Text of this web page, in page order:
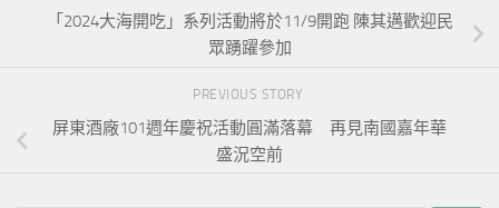
「2024大海開吃」系列活動將於11/9開跑 陳其邁歡迎民
眾踴躍參加
PREVIOUS STORY
屏東酒廠101週年慶祝活動圓滿落幕 再見南國嘉年華
盛況空前